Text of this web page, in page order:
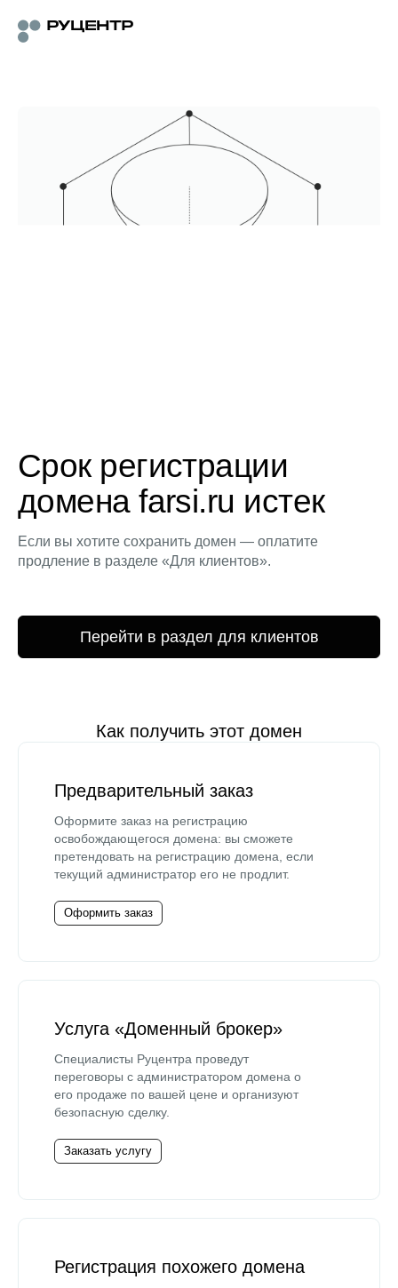
Срок регистрации
домена farsi.ru истек
Если вы хотите сохранить домен — оплатите
продление в разделе «Для клиентов».
Перейти в раздел для клиентов
Как получить этот домен
Предварительный заказ
Оформите заказ на регистрацию
освобождающегося домена: вы сможете
претендовать на регистрацию домена, если
текущий администратор его не продлит.
Оформить заказ
Услуга «Доменный брокер»
Специалисты Руцентра проведут
переговоры с администратором домена о
его продаже по вашей цене и организуют
безопасную сделку.
Заказать услугу
Регистрация похожего домена